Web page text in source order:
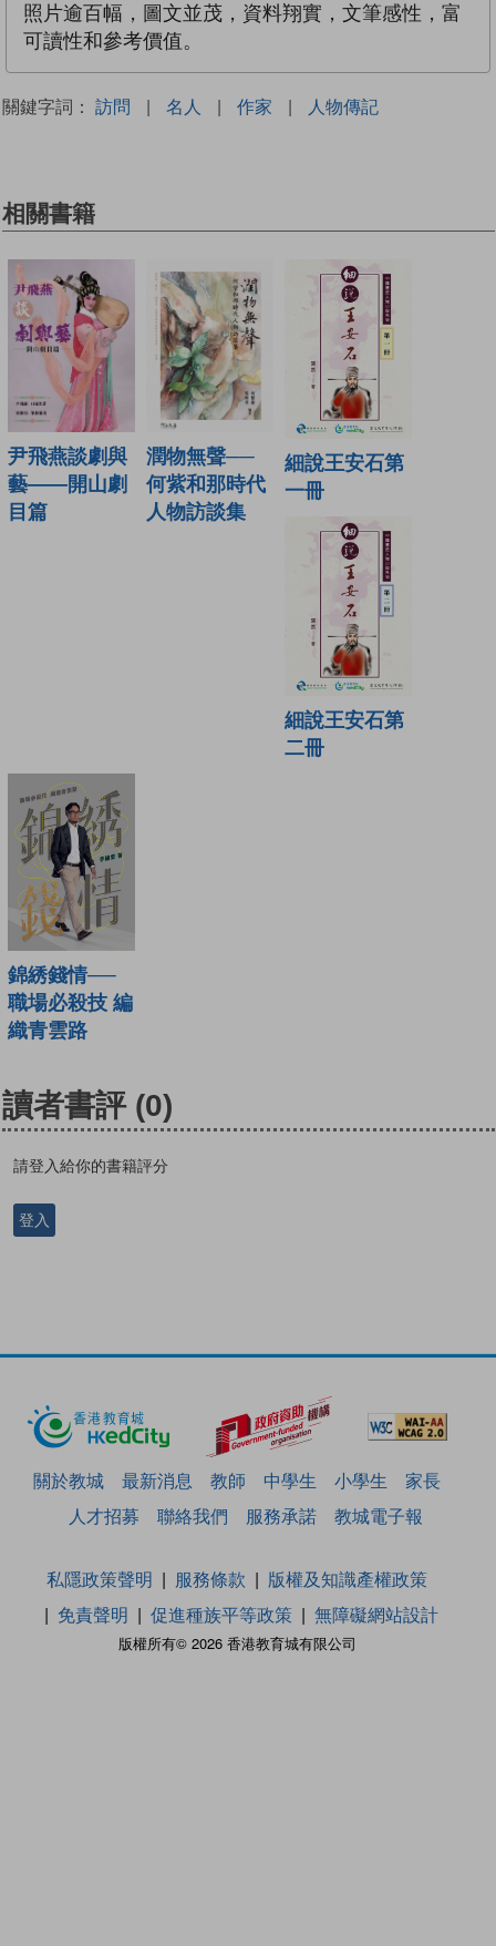
照片逾百幅，圖文並茂，資料翔實，文筆感性，富
可讀性和參考價值。
關鍵字詞： 訪問 | 名人 | 作家 | 人物傳記
相關書籍
尹飛燕談劇與
藝——開山劇
目篇
潤物無聲──
何紫和那時代
人物訪談集
細說王安石第
一冊
細說王安石第
二冊
錦綉錢情──
職場必殺技 編
織青雲路
讀者書評 (0)
請登入給你的書籍評分
登入
關於教城 最新消息 教師 中學生 小學生
家長
人才招募
聯絡我們 服務承諾 教城電子報
版權所有© 2026 香港教育城有限公司
私隱政策聲明 服務條款
版權及知識產權政策
免責聲明
促進種族平等政策 無障礙網站設計